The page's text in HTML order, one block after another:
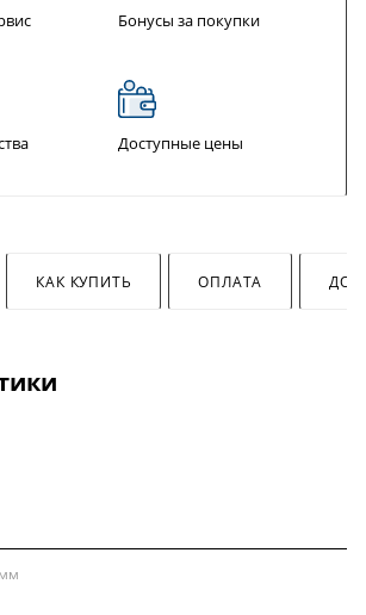
Бонусы за покупки
Доступные цены
КАК КУПИТЬ ОПЛАТА